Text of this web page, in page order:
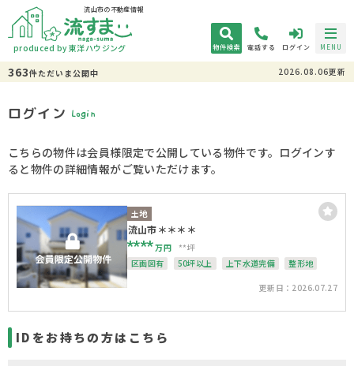
流山市の不動産情報
produced by 東洋ハウジング 物件検索 電話する ログイン MENU
363件ただいま公開中 2026.08.06更新
ログイン Login
こちらの物件は会員様限定で公開している物件です。ログインす
ると物件の詳細情報がご覧いただけます。
土地
流山市＊＊＊＊
****万円
**坪
区画図有
50坪以上 上下水道完備 整形地
更新日：2026.07.27
IDをお持ちの方はこちら